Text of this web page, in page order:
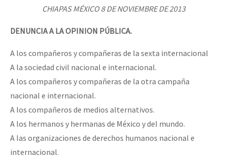
Megaproyectos
Mujeres
Niñxs
ETIQUETAS
MULTIMEDIA
Audio
Dia 1: Encontro “Guerra contra a Humanidade”
[CDMX – 20 julio] Jornadas globales por la libertad de Jesús
“Sonhando a Terra do Bem Virá” se publica no Estado Espanhol
Se o México sabe, que o mundo saiba! Nossas lutas pela
CHIAPAS MÉXICO 8 DE NOVIEMBRE DE 2013
DENUNCIA A LA OPINION PÚBLICA.
A los compañeros y compañeras de la sexta internacional
A la sociedad civil nacional e internacional.
A los compañeros y compañeras de la otra campaña
nacional e internacional.
A los compañeros de medios alternativos.
A los hermanos y hermanas de México y del mundo.
A las organizaciones de derechos humanos nacional e
internacional.